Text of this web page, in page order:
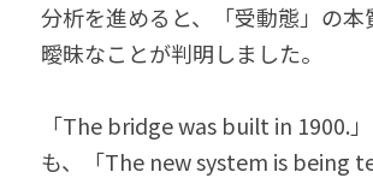
分析を進めると、「受動態」の
曖昧なことが判明しました。
「The bridge was built in 1900.
も、「The new system is being